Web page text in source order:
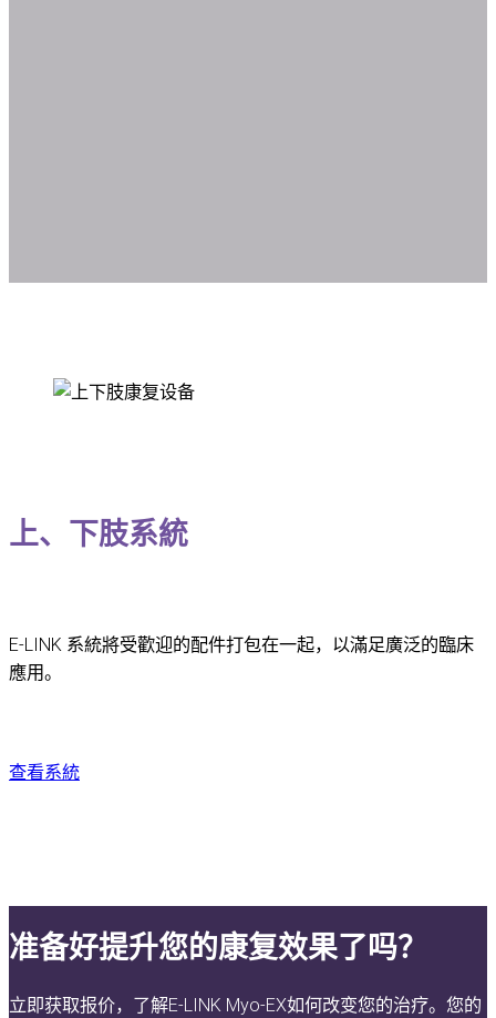
上、下肢系統
E-LINK 系統將受歡迎的配件打包在一起，以滿足廣泛的臨床
應用。
查看系統
准备好提升您的康复效果了吗？
立即获取报价，了解E-LINK Myo-EX如何改变您的治疗。您的